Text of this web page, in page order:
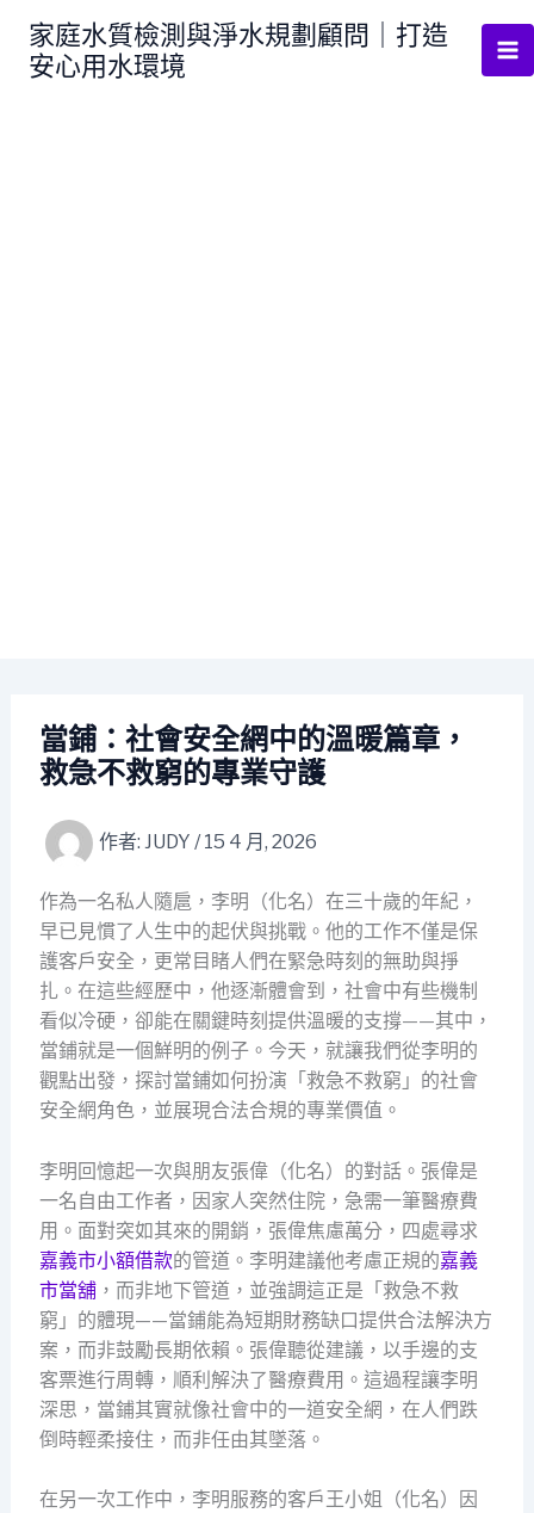
家庭水質檢測與淨水規劃顧問｜打造
安心用水環境
當鋪：社會安全網中的溫暖篇章，
救急不救窮的專業守護
作者: JUDY /15 4 月, 2026
作為一名私人隨扈，李明（化名）在三十歲的年紀，
早已見慣了人生中的起伏與挑戰。他的工作不僅是保
護客戶安全，更常目睹人們在緊急時刻的無助與掙
扎。在這些經歷中，他逐漸體會到，社會中有些機制
看似冷硬，卻能在關鍵時刻提供溫暖的支撐——其中，
當鋪就是一個鮮明的例子。今天，就讓我們從李明的
觀點出發，探討當鋪如何扮演「救急不救窮」的社會
安全網角色，並展現合法合規的專業價值。
李明回憶起一次與朋友張偉（化名）的對話。張偉是
一名自由工作者，因家人突然住院，急需一筆醫療費
用。面對突如其來的開銷，張偉焦慮萬分，四處尋求
嘉義市小額借款的管道。李明建議他考慮正規的嘉義
市當舖，而非地下管道，並強調這正是「救急不救
窮」的體現——當鋪能為短期財務缺口提供合法解決方
案，而非鼓勵長期依賴。張偉聽從建議，以手邊的支
客票進行周轉，順利解決了醫療費用。這過程讓李明
深思，當鋪其實就像社會中的一道安全網，在人們跌
倒時輕柔接住，而非任由其墜落。
在另一次工作中，李明服務的客戶王小姐（化名）因